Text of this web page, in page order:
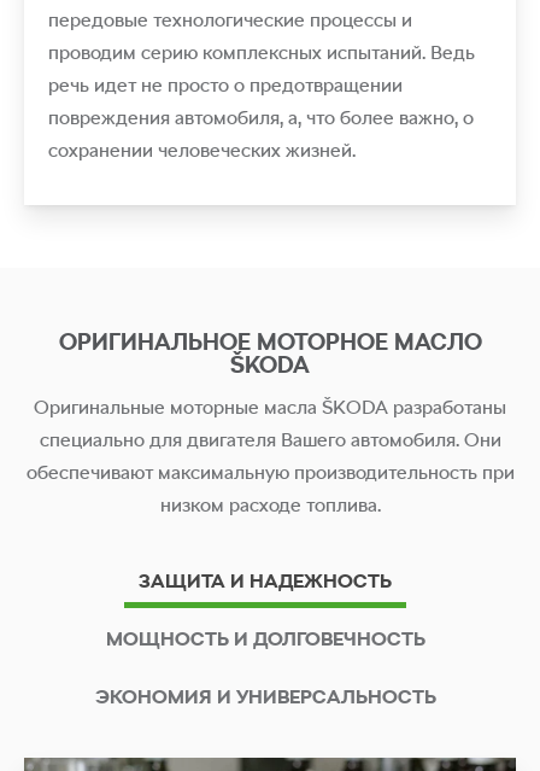
передовые технологические процессы и
проводим серию комплексных испытаний. Ведь
речь идет не просто о предотвращении
повреждения автомобиля, а, что более важно, о
сохранении человеческих жизней.
ОРИГИНАЛЬНОЕ МОТОРНОЕ МАСЛО
ŠKODA
Оригинальные моторные масла ŠKODA разработаны
специально для двигателя Вашего автомобиля. Они
обеспечивают максимальную производительность при
низком расходе топлива.
ЗАЩИТА И НАДЕЖНОСТЬ
МОЩНОСТЬ И ДОЛГОВЕЧНОСТЬ
ЭКОНОМИЯ И УНИВЕРСАЛЬНОСТЬ